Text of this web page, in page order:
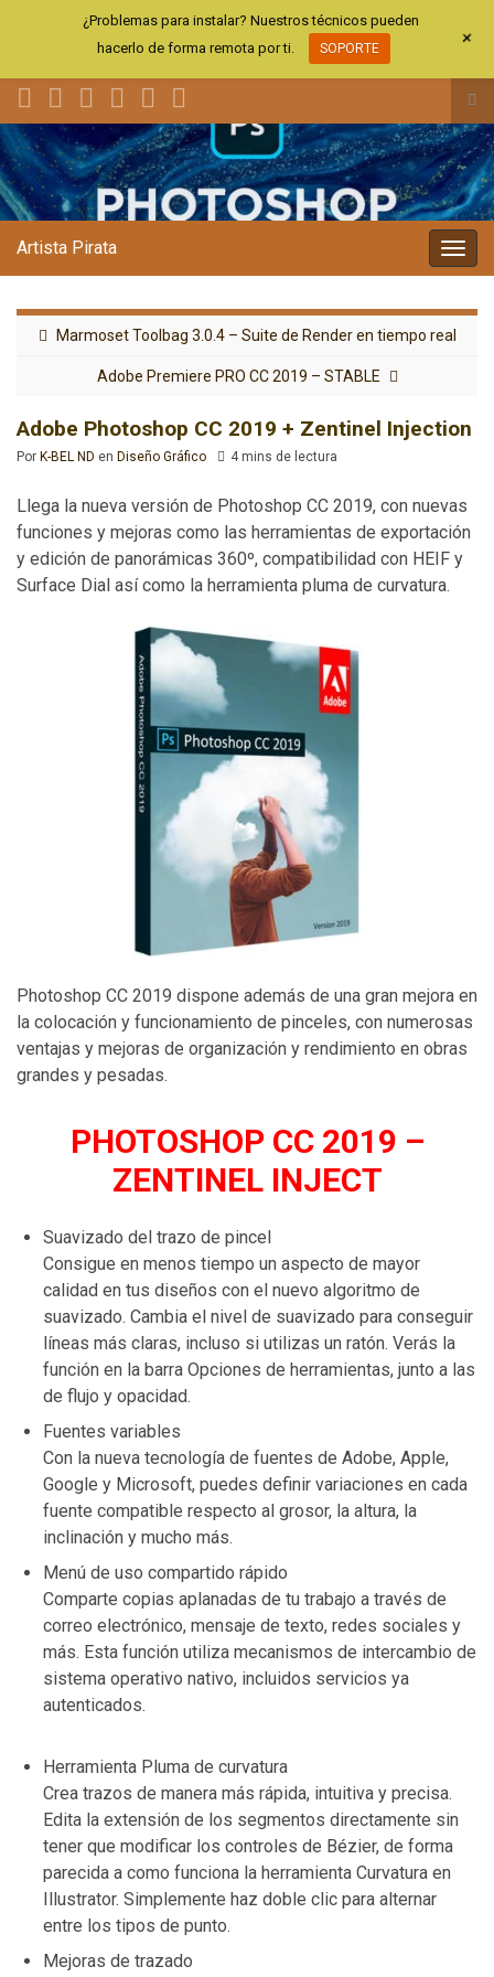
el
de
Search for:
la
Artista Pirata
Marmoset Toolbag 3.0.4 – Suite de Render en tiempo real
Adobe Premiere PRO CC 2019 – STABLE
Adobe Photoshop CC 2019 + Zentinel Injection
Por K-BEL ND en Diseño Gráfico 4 mins de lectura
Llega la nueva versión de Photoshop CC 2019, con nuevas
funciones y mejoras como las herramientas de exportación
y edición de panorámicas 360º, compatibilidad con HEIF y
Surface Dial así como la herramienta pluma de curvatura.
Photoshop CC 2019 dispone además de una gran mejora en
la colocación y funcionamiento de pinceles, con numerosas
ventajas y mejoras de organización y rendimiento en obras
grandes y pesadas.
PHOTOSHOP CC 2019 –
ZENTINEL INJECT
Suavizado del trazo de pincel
Consigue en menos tiempo un aspecto de mayor
calidad en tus diseños con el nuevo algoritmo de
suavizado. Cambia el nivel de suavizado para conseguir
líneas más claras, incluso si utilizas un ratón. Verás la
función en la barra Opciones de herramientas, junto a las
de flujo y opacidad.
Fuentes variables
Con la nueva tecnología de fuentes de Adobe, Apple,
Google y Microsoft, puedes definir variaciones en cada
fuente compatible respecto al grosor, la altura, la
inclinación y mucho más.
Menú de uso compartido rápido
Comparte copias aplanadas de tu trabajo a través de
correo electrónico, mensaje de texto, redes sociales y
más. Esta función utiliza mecanismos de intercambio de
sistema operativo nativo, incluidos servicios ya
autenticados.
Herramienta Pluma de curvatura
Crea trazos de manera más rápida, intuitiva y precisa.
Edita la extensión de los segmentos directamente sin
tener que modificar los controles de Bézier, de forma
parecida a como funciona la herramienta Curvatura en
Illustrator. Simplemente haz doble clic para alternar
entre los tipos de punto.
Mejoras de trazado
¿Problemas para instalar? Nuestros técnicos pueden
hacerlo de forma remota por ti.
SOPORTE +